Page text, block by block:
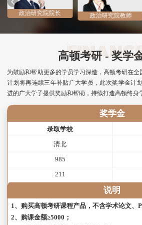
政治研究院院长 政治研究院教师
高顿考研 - 奖学
为鼓励和帮助更多的学员学习深造，高顿考研在全
计划将再连续三年补贴广大学员，此次奖学金计
进的广大学子提供奖励和帮助，持续打造高顿终身
奖学金
录取学校
清北
985
211
说明
1、购买高顿考研课程产品，不含学术论文、
2、购课金额≥5000；